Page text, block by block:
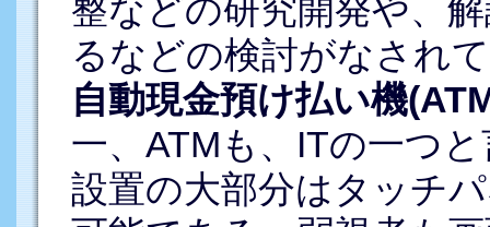
整などの研究開発や、
るなどの検討がなされ
自動現金預け払い機
一、ATMも、ITの一つ
設置の大部分はタッチ